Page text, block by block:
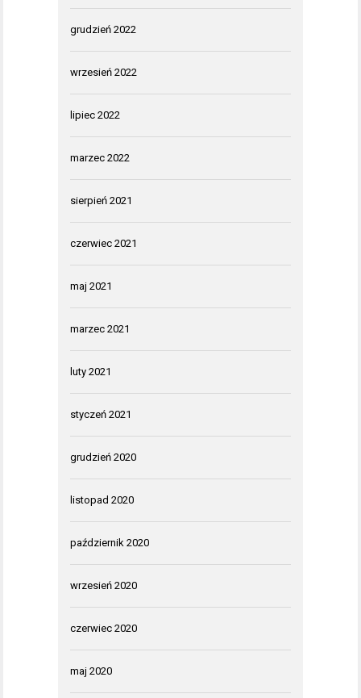
grudzień 2022
wrzesień 2022
lipiec 2022
marzec 2022
sierpień 2021
czerwiec 2021
maj 2021
marzec 2021
luty 2021
styczeń 2021
grudzień 2020
listopad 2020
październik 2020
wrzesień 2020
czerwiec 2020
maj 2020